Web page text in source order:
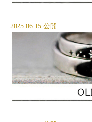
2025.06.15 公開